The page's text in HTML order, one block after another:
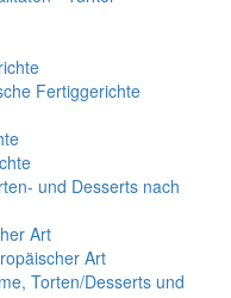
Fertiggerichte
und Desserts nach
Art
Art
Torten/Desserts und